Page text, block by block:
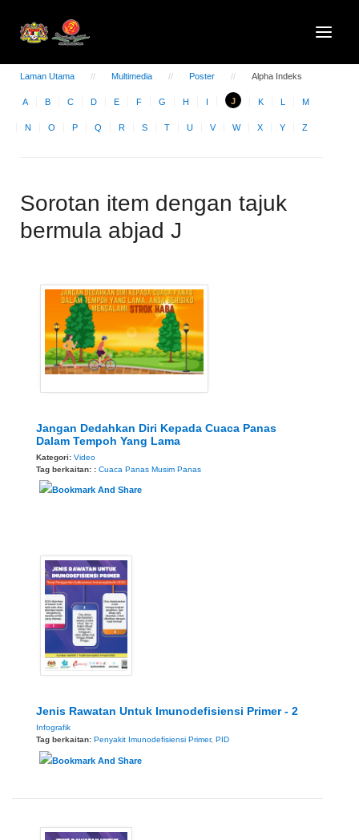
Laman Utama Multimedia Poster Alpha Indeks
A B C D E F G H I J K L M
N O P Q R S T U V W X Y Z
Sorotan item dengan tajuk
bermula abjad J
Jangan Dedahkan Diri Kepada Cuaca Panas
Dalam Tempoh Yang Lama
Kategori: Video
Tag berkaitan: : Cuaca Panas Musim Panas
Jenis Rawatan Untuk Imunodefisiensi Primer - 2
Infografik
Tag berkaitan: Penyakit Imunodefisiensi Primer, PID